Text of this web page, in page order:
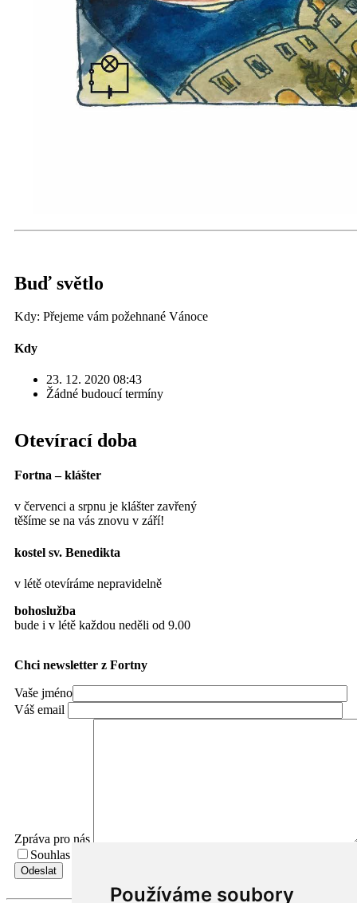
Používáme soubory
Buď světlo
Kdy: Přejeme vám požehnané Vánoce
Kdy
23. 12. 2020 08:43
Žádné budoucí termíny
Otevírací doba
Fortna – klášter
v červenci a srpnu je klášter zavřený
těšíme se na vás znovu v září!
kostel sv. Benedikta
v létě otevíráme nepravidelně
bohoslužba
bude i v létě každou neděli od 9.00
Chci newsletter z Fortny
Vaše jméno
Váš email
Zpráva pro nás
Souhlas se zpracováním osobních údajů.